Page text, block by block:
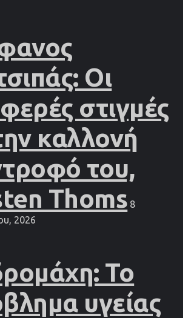
Οι
στιγμές
καλλονή
του,
Thoms 8
2026
Το
υγείας